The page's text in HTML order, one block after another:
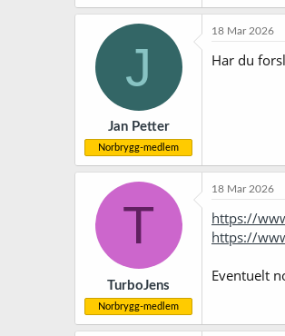
J
Jan Petter
Norbrygg-medlem
18 Mar 2026
Har du
T
TurboJens
Norbrygg-medlem
18 Mar 2026
https://
https://
Eventuelt